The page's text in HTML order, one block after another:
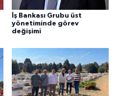
İş Bankası Grubu üst
yönetiminde görev
değişimi